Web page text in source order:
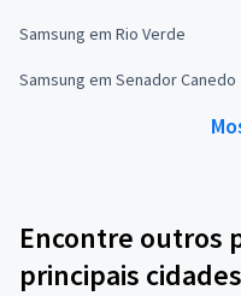
Samsung em Rio Verde
Samsung em Senador Canedo
Encontre outros
principais cidades